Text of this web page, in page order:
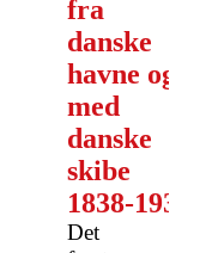
fra
danske
havne og
med
danske
skibe
1838-1935
Det